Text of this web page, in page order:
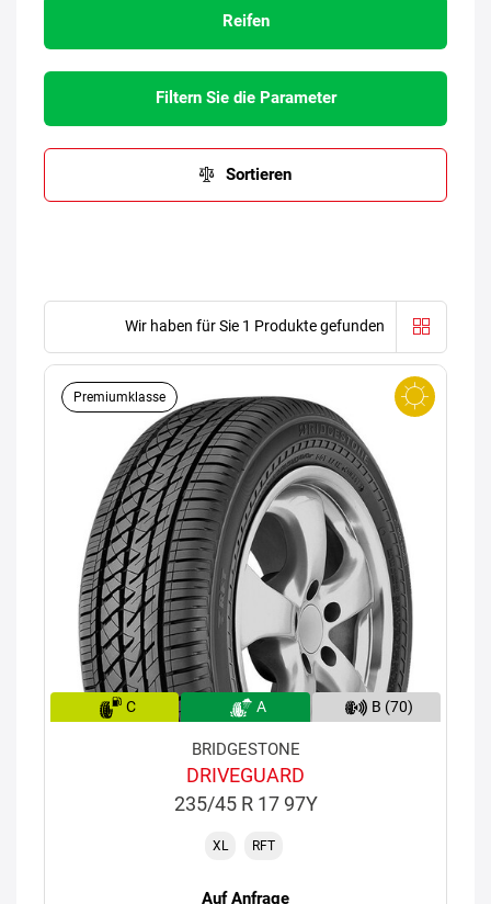
Reifen
Filtern Sie die Parameter
Sortieren
Wir haben für Sie 1 Produkte gefunden
Premiumklasse
C A B (70)
BRIDGESTONE
DRIVEGUARD
235/45 R 17 97Y
XL RFT
Auf Anfrage